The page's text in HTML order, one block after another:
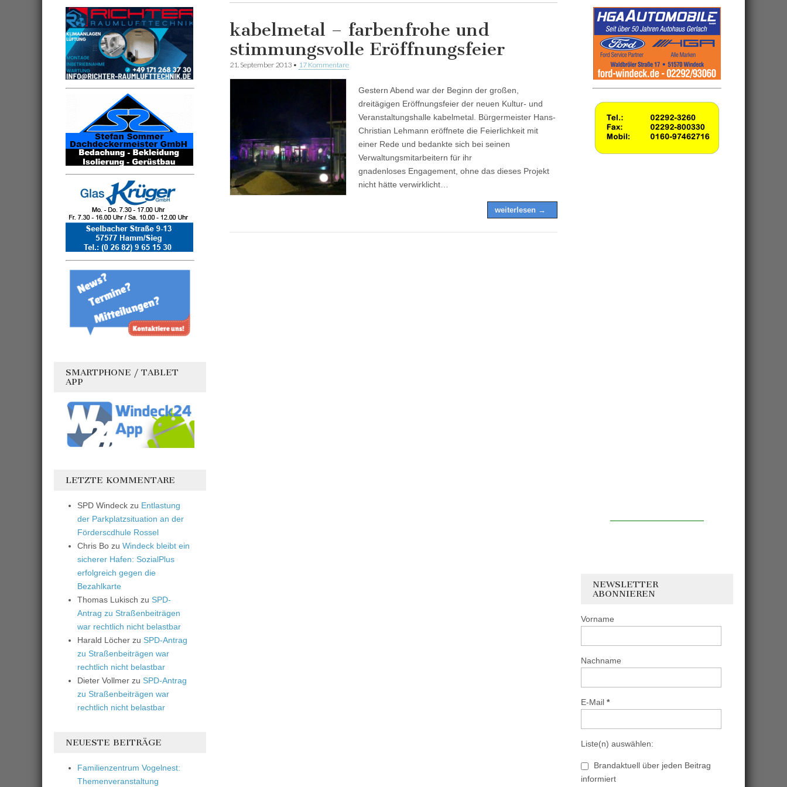
kabelmetal – farbenfrohe und
stimmungsvolle Eröffnungsfeier
21. September 2013 • 17 Kommentare
Gestern Abend war der Beginn der großen,
dreitägigen Eröffnungsfeier der neuen Kultur- und
Veranstaltungshalle kabelmetal. Bürgermeister Hans-
Christian Lehmann eröffnete die Feierlichkeit mit
einer Rede und bedankte sich bei seinen
Verwaltungsmitarbeitern für ihr
gnadenloses Engagement, ohne das dieses Projekt
nicht hätte verwirklicht…
weiterlesen →
SMARTPHONE / TABLET
APP
LETZTE KOMMENTARE
SPD Windeck zu Entlastung
der Parkplatzsituation an der
Förderscdhule Rossel
Chris Bo zu Windeck bleibt ein
sicherer Hafen: SozialPlus
erfolgreich gegen die
Bezahlkarte
Thomas Lukisch zu SPD-
Antrag zu Straßenbeiträgen
war rechtlich nicht belastbar
Harald Löcher zu SPD-Antrag
zu Straßenbeiträgen war
rechtlich nicht belastbar
Dieter Vollmer zu SPD-Antrag
zu Straßenbeiträgen war
rechtlich nicht belastbar
NEUESTE BEITRÄGE
Familienzentrum Vogelnest:
Themenveranstaltung
NEWSLETTER
ABONNIEREN
Vorname
Nachname
E-Mail *
Liste(n) auswählen:
Brandaktuell über jeden Beitrag
informiert